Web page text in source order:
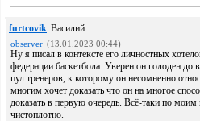
furtcovik Василий
observer (13.01.2023 00:44)
Ну я писал в контексте его личностных
федерации баскетбола. Уверен он голоден
пул тренеров, к которому он несомненно
многим хочет доказать что он на многое
доказать в первую очередь. Всё-таки по моим
чистоплотно.